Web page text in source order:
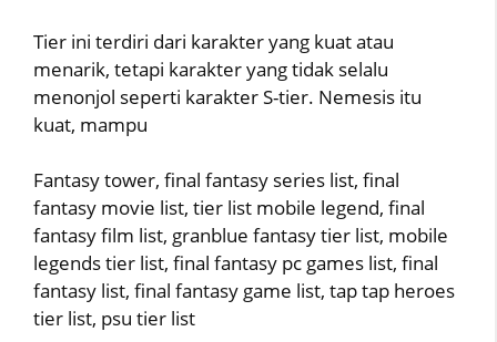
Tier ini terdiri dari karakter yang kuat atau
menarik, tetapi karakter yang tidak selalu
menonjol seperti karakter S-tier. Nemesis itu
kuat, mampu
Fantasy tower, final fantasy series list, final
fantasy movie list, tier list mobile legend, final
fantasy film list, granblue fantasy tier list, mobile
legends tier list, final fantasy pc games list, final
fantasy list, final fantasy game list, tap tap heroes
tier list, psu tier list